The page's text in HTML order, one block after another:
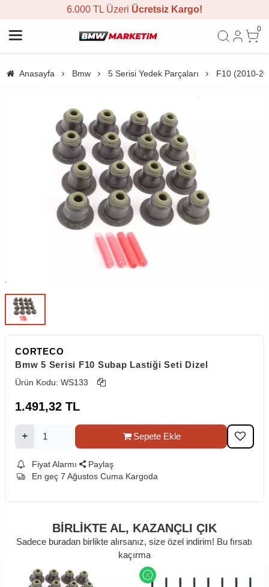
6.000 TL Üzeri Ücretsiz Kargo!
0
Anasayfa Bmw 5 Serisi Yedek Parçaları F10 (2010-
CORTECO
Bmw 5 Serisi F10 Subap Lastiği Seti Dizel
Ürün Kodu: WS133
1.491,32 TL
Sepete Ekle
Fiyat Alarmı
Paylaş
En geç 7 Ağustos Cuma Kargoda
BİRLİKTE AL, KAZANÇLI ÇIK
Sadece buradan birlikte alırsanız, size özel indirim! Bu fırsatı
kaçırma